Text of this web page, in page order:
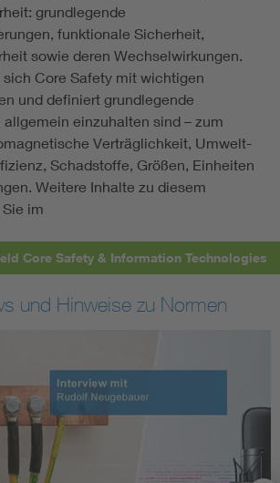
grundlegende
funktionale Sicherheit,
sowie deren Wechselwirkungen.
Core Safety mit wichtigen
und definiert grundlegende
einzuhalten sind – zum
Verträglichkeit, Umwelt-
Schadstoffe, Größen, Einheiten
Weitere Inhalte zu diesem
im
Core Safety & Information Technologies
und Hinweise zu Normen